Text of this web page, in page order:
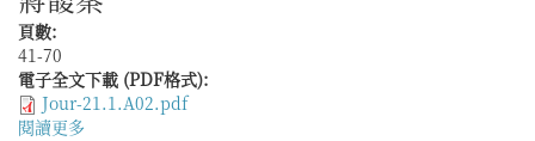
頁數:
41-70
電子全文下載 (PDF格式):
Jour-21.1.A02.pdf
閱讀更多